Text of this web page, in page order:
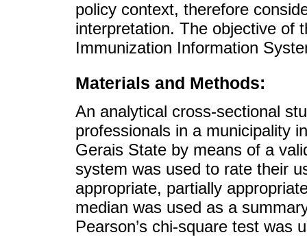
policy context, therefore
interpretation. The objective of
Immunization Information
Materials and Methods:
An analytical cross-sectional
professionals in a municipality
Gerais State by means of a
system was used to rate their
appropriate, partially
median was used as a
Pearson’s chi-square test was